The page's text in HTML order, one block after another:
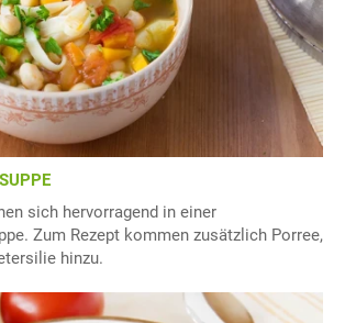
sich hervorragend in einer
Zum Rezept kommen zusätzlich Porree,
hinzu.